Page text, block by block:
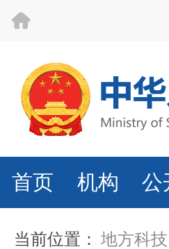
首页 机构 公
当前位置： 地方科技